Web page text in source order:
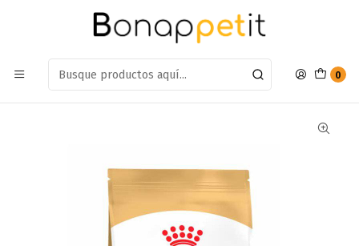
0
Estamos en: Antumalal 612, Quilicura Míranos en Maps
Alimento Royal Canin Yorkshire Terrier Puppy 3kg